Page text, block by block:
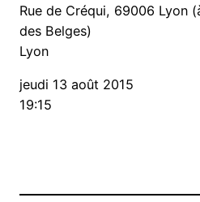
Rue de Créqui, 69006 Lyon
des Belges)
Lyon
jeudi 13 août 2015
19:15